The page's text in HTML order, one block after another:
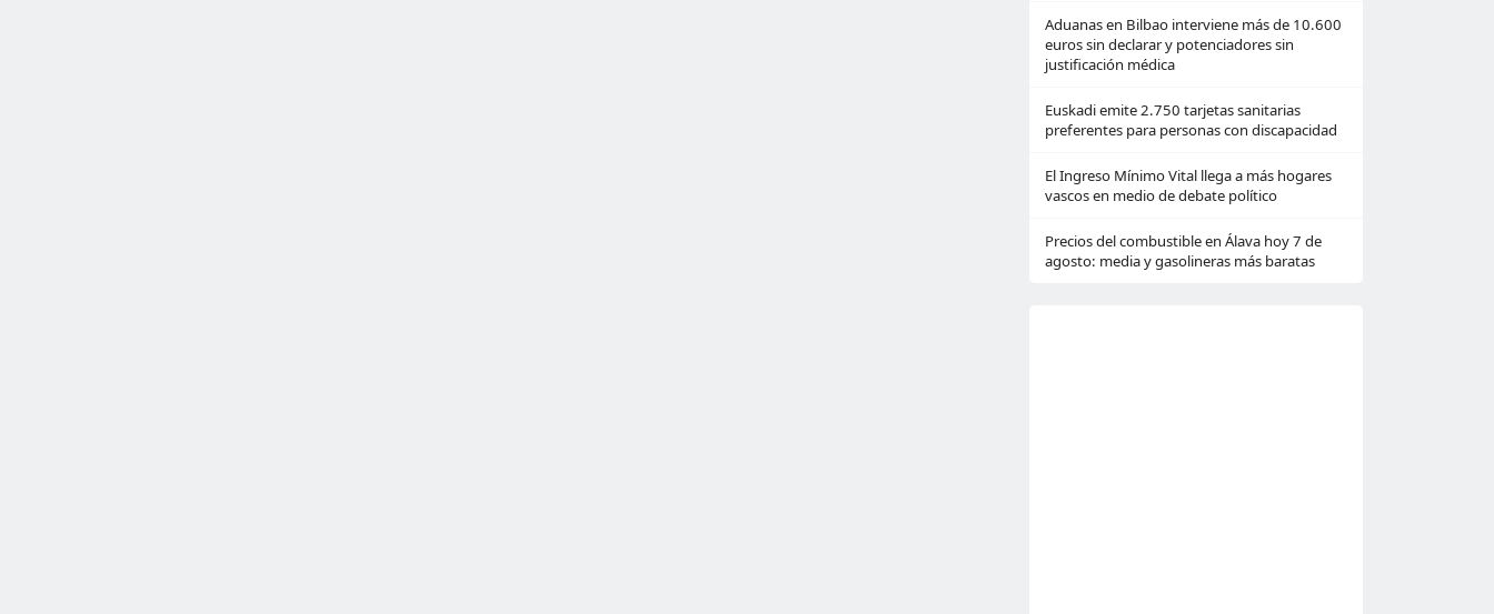
Aduanas en Bilbao interviene más de 10.600
euros sin declarar y potenciadores sin
justificación médica
Euskadi emite 2.750 tarjetas sanitarias
preferentes para personas con discapacidad
El Ingreso Mínimo Vital llega a más hogares
vascos en medio de debate político
Precios del combustible en Álava hoy 7 de
agosto: media y gasolineras más baratas